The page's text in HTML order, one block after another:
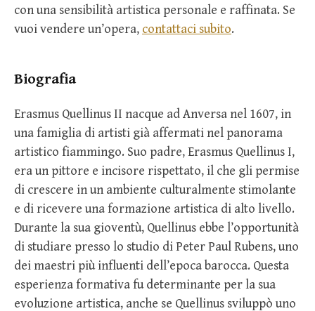
con una sensibilità artistica personale e raffinata. Se
vuoi vendere un’opera, contattaci subito.
Biografia
Erasmus Quellinus II nacque ad Anversa nel 1607, in
una famiglia di artisti già affermati nel panorama
artistico fiammingo. Suo padre, Erasmus Quellinus I,
era un pittore e incisore rispettato, il che gli permise
di crescere in un ambiente culturalmente stimolante
e di ricevere una formazione artistica di alto livello.
Durante la sua gioventù, Quellinus ebbe l’opportunità
di studiare presso lo studio di Peter Paul Rubens, uno
dei maestri più influenti dell’epoca barocca. Questa
esperienza formativa fu determinante per la sua
evoluzione artistica, anche se Quellinus sviluppò uno